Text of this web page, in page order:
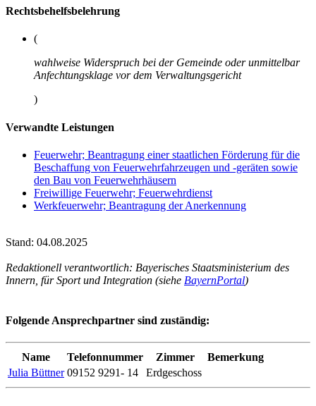
Rechtsbehelfsbelehrung
(
wahlweise Widerspruch bei der Gemeinde oder unmittelbar
Anfechtungsklage vor dem Verwaltungsgericht
)
Verwandte Leistungen
Feuerwehr; Beantragung einer staatlichen Förderung für die
Beschaffung von Feuerwehrfahrzeugen und -geräten sowie
den Bau von Feuerwehrhäusern
Freiwillige Feuerwehr; Feuerwehrdienst
Werkfeuerwehr; Beantragung der Anerkennung
Stand: 04.08.2025
Redaktionell verantwortlich: Bayerisches Staatsministerium des
Innern, für Sport und Integration (siehe BayernPortal)
Folgende Ansprechpartner sind zuständig:
Name Telefonnummer Zimmer
Bemerkung
Julia Büttner 09152 9291- 14 Erdgeschoss